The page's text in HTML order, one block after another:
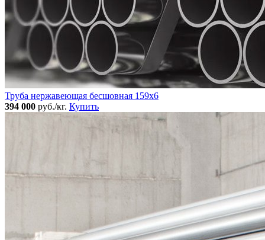
Труба нержавеющая бесшовная 159x6
394 000 руб./кг. Купить